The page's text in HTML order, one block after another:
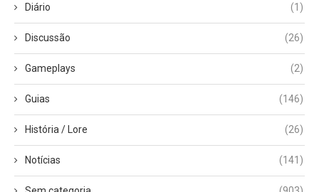
Diário (1)
Discussão (26)
Gameplays (2)
Guias (146)
História / Lore (26)
Notícias (141)